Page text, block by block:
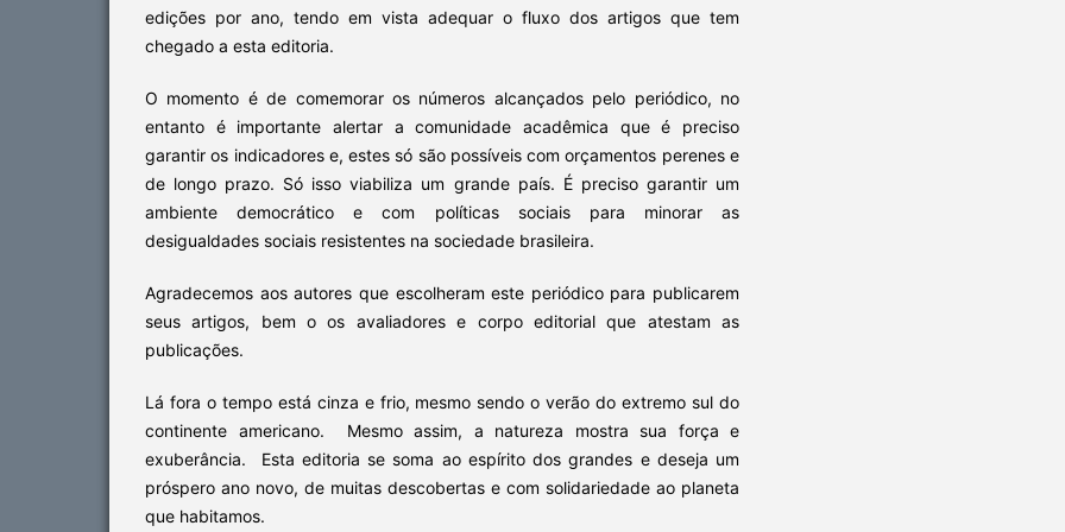
edições por ano, tendo em vista adequar o fluxo dos artigos que tem
chegado a esta editoria.
O momento é de comemorar os números alcançados pelo periódico, no
entanto é importante alertar a comunidade acadêmica que é preciso
garantir os indicadores e, estes só são possíveis com orçamentos perenes e
de longo prazo. Só isso viabiliza um grande país. É preciso garantir um
ambiente democrático e com políticas sociais para minorar as
desigualdades sociais resistentes na sociedade brasileira.
Agradecemos aos autores que escolheram este periódico para publicarem
seus artigos, bem o os avaliadores e corpo editorial que atestam as
publicações.
Lá fora o tempo está cinza e frio, mesmo sendo o verão do extremo sul do
continente americano. Mesmo assim, a natureza mostra sua força e
exuberância. Esta editoria se soma ao espírito dos grandes e deseja um
próspero ano novo, de muitas descobertas e com solidariedade ao planeta
que habitamos.